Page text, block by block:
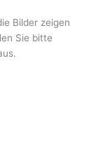
Bilder zeigen
Sie bitte